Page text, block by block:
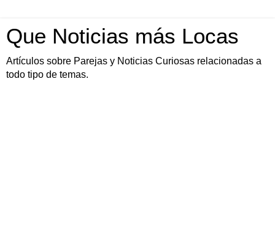
Que Noticias más Locas
Artículos sobre Parejas y Noticias Curiosas relacionadas a
todo tipo de temas.